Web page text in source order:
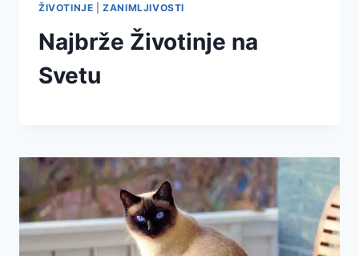
ŽIVOTINJE |ZANIMLJIVOSTI
Najbrže Životinje na
Svetu